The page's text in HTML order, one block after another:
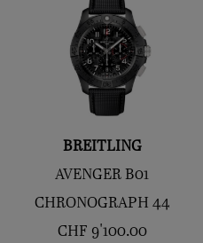
BREITLING
AVENGER B01
CHRONOGRAPH 44
CHF 9'100.00